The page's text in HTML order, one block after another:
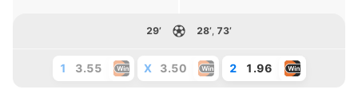
29’ 28’, 73’
1 3.55 X 3.50 2 1.96